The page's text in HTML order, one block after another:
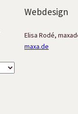
Webdesign
Elisa Rodé,
maxa.de